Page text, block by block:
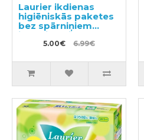
Laurier ikdienas
higiēniskās paketes
bez spārniņiem
jūtīgai ādai 14cm
36gab5.00€ 6.99€